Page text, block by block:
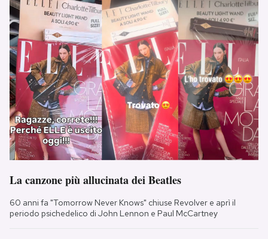
La canzone più allucinata dei Beatles
60 anni fa "Tomorrow Never Knows" chiuse Revolver e aprì il
periodo psichedelico di John Lennon e Paul McCartney